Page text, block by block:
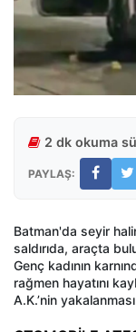
2 dk okuma
PAYLAŞ:
Batman'da seyir
saldırıda, araçta
Genç kadının
rağmen hayatını
A.K.’nin